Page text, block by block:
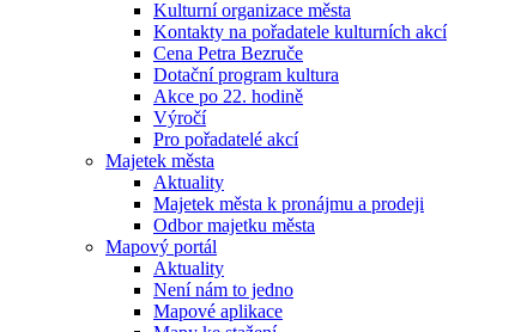
Kulturní organizace města
Kontakty na pořadatele kulturních akcí
Cena Petra Bezruče
Dotační program kultura
Akce po 22. hodině
Výročí
Pro pořadatelé akcí
Majetek města
Aktuality
Majetek města k pronájmu a prodeji
Odbor majetku města
Mapový portál
Aktuality
Není nám to jedno
Mapové aplikace